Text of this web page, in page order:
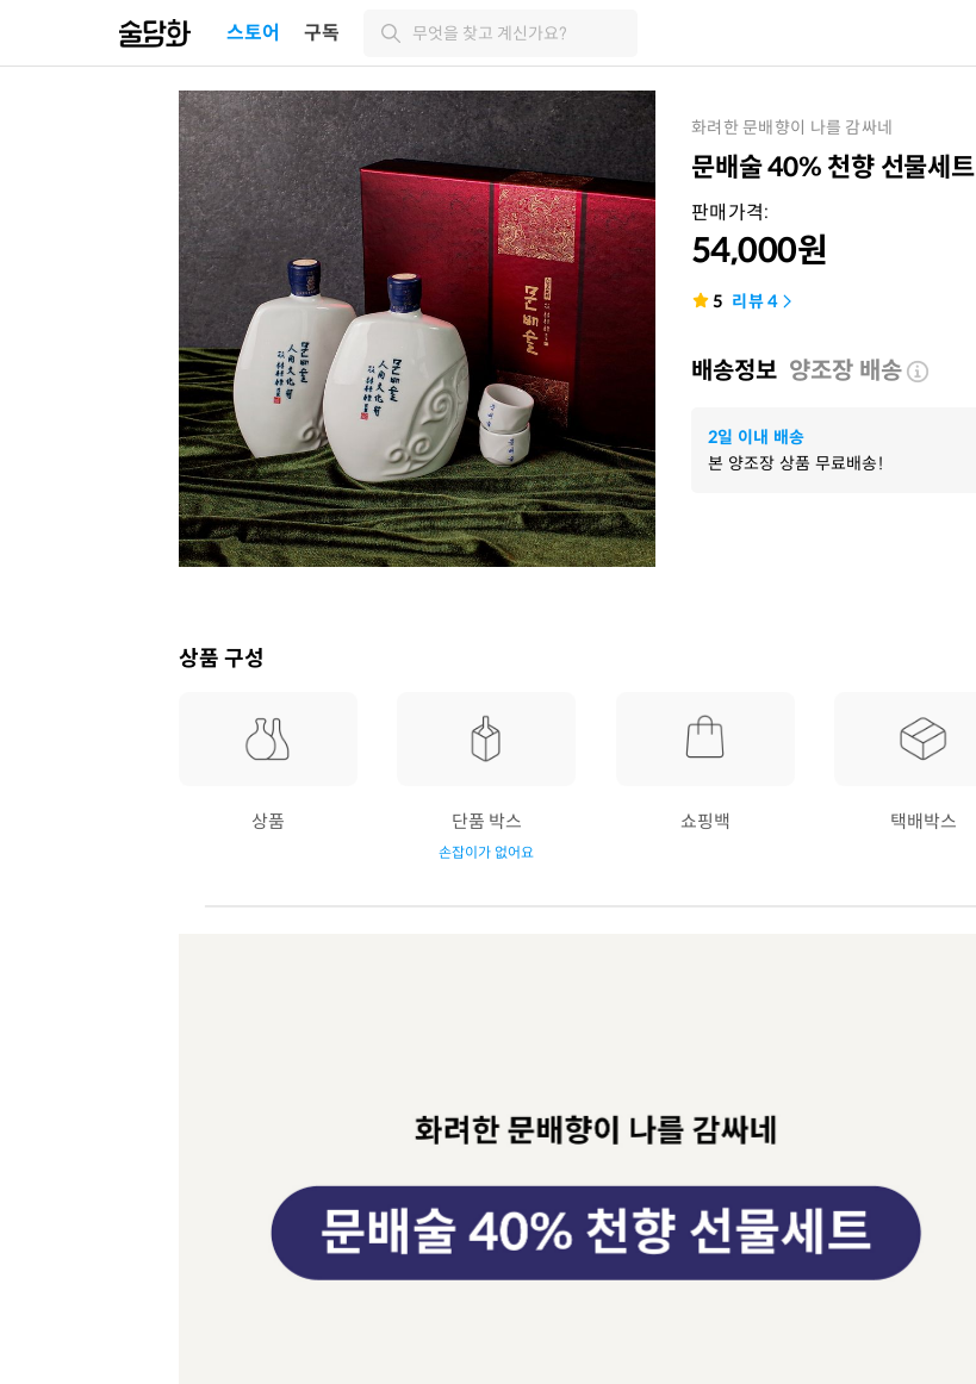
스토어 구독 무엇을 찾고 계신가요?
화려한 문배향이 나를 감싸네
문배술 40% 천향 선물세트
판매가격:
54,000원
5 리뷰4
배송정보 양조장 배송
2일 이내 배송
본 양조장 상품 무료배송!
상품 구성
상품 단품 박스
손잡이가 없어요
쇼핑백 택배박스